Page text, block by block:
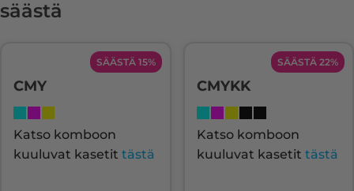
säästä
SÄÄSTÄ 15%
CMY
Katso komboon
kuuluvat kasetit tästä
SÄÄSTÄ 22%
CMYKK
Katso komboon
kuuluvat kasetit tästä